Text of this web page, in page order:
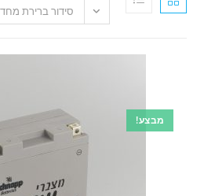
סידור ברירת מחדל